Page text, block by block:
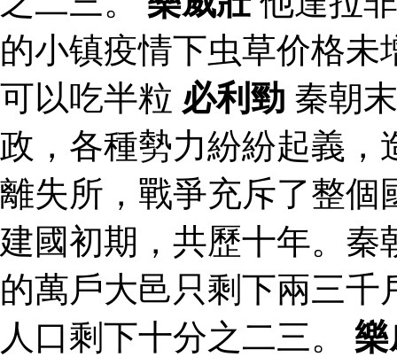
的小镇疫情下虫草价格
可以吃半粒 必利勁 秦朝
政，各種勢力紛紛起義，
離失所，戰爭充斥了整個
建國初期，共歷十年。秦
的萬戶大邑只剩下兩三
人口剩下十分之二三。